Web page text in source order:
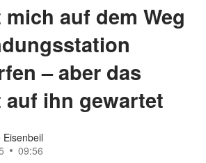
auf dem Weg
– aber das
auf ihn gewartet
09:56